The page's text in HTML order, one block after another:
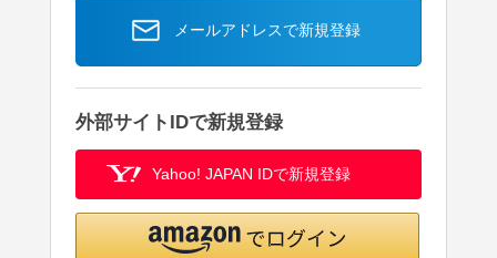
メールアドレスで新規登録
外部サイトIDで新規登録
Yahoo! JAPAN IDで新規登録